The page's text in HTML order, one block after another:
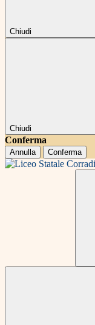
Chiudi
Chiudi
Conferma
Annulla Conferma